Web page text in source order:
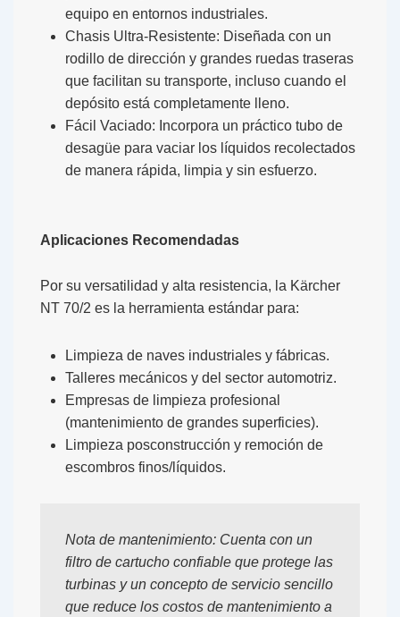
equipo en entornos industriales.
Chasis Ultra-Resistente: Diseñada con un
rodillo de dirección y grandes ruedas traseras
que facilitan su transporte, incluso cuando el
depósito está completamente lleno.
Fácil Vaciado: Incorpora un práctico tubo de
desagüe para vaciar los líquidos recolectados
de manera rápida, limpia y sin esfuerzo.
Aplicaciones Recomendadas
Por su versatilidad y alta resistencia, la Kärcher
NT 70/2 es la herramienta estándar para:
Limpieza de naves industriales y fábricas.
Talleres mecánicos y del sector automotriz.
Empresas de limpieza profesional
(mantenimiento de grandes superficies).
Limpieza posconstrucción y remoción de
escombros finos/líquidos.
Nota de mantenimiento: Cuenta con un
filtro de cartucho confiable que protege las
turbinas y un concepto de servicio sencillo
que reduce los costos de mantenimiento a